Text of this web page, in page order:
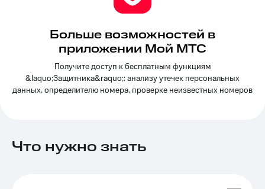
Спутниковое
ТВ
Домашний
телефон
номером
фильмы,
музыка
и многое
другое
Семейная
группа
подписки
Больше возможностей в
приложении Мой МТС
Получите доступ к бесплатным функциям
&laquo;Защитника&raquo;: анализу утечек персональных
данных, определителю номера, проверке неизвестных номеров
Что нужно знать